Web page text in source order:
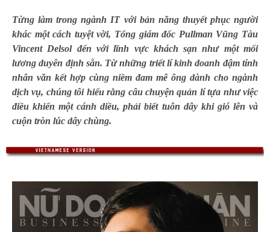
Từng làm trong ngành IT với bản năng thuyết phục người
khác một cách tuyệt vời, Tổng giám đốc Pullman Vũng Tàu
Vincent Delsol đến với lĩnh vực khách sạn như một mối
lương duyên định sẵn. Từ những triết lí kinh doanh đậm tính
nhân văn kết hợp cùng niềm đam mê ông dành cho ngành
dịch vụ, chúng tôi hiểu rằng câu chuyện quản lí tựa như việc
điều khiển một cánh diều, phải biết tuôn dây khi gió lên và
cuộn tròn lúc dây chùng.